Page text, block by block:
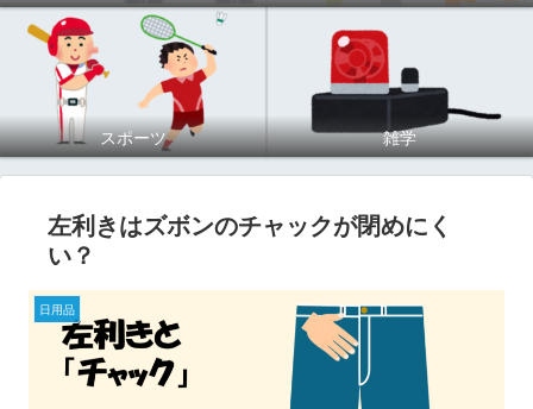
スポーツ 雑学
左利きはズボンのチャックが閉めにく
い？
日用品